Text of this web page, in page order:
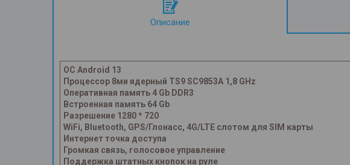
Описание
ОС Android 13
Процессор 8ми ядерный TS9 SC9853A 1,8 GHz
Оперативная память 4 Gb DDR3
Встроенная память 64 Gb
Разрешение 1280 * 720
WiFi, Bluetooth, GPS/Глонасс, 4G/LTE слотом для SIM карты
Интернет точка доступа
Громкая связь, голосовое управление
Поддержка штатных кнопок на руле